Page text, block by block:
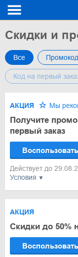
Скидки и
Все
Код на первый
Условия
АКЦИЯ Мы
Получите
первый заказ
Действует до
АКЦИЯ
Скидки до 50%